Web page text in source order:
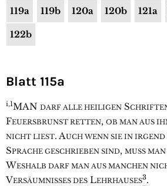
119a 119b 120a 120b 121a
122b
Blatt 115a
i,1MAN DARF ALLE HEILIGEN S
FEUERSBRUNST RETTEN, OB MAN AUS
NICHT LIEST. AUCH WENN SIE IN
SPRACHE GESCHRIEBEN SIND, MUSS MAN
WESHALB DARF MAN AUS MANCHEN
VERSÄUMNISSES DES LEHRHAUSES3.